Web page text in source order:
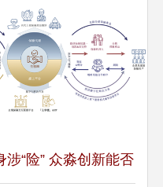
涉“险” 众淼创新能否